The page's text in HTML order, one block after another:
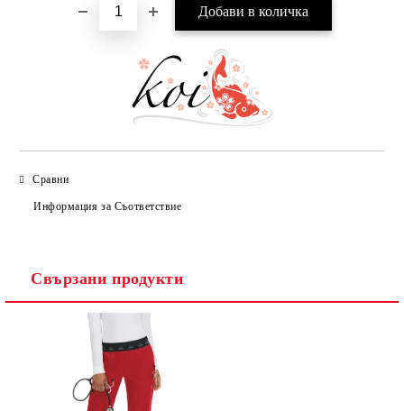
Сравни
Информация за Съответствие
Свързани продукти